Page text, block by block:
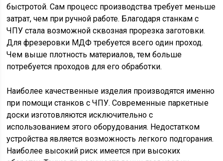
быстротой. Сам процесс производства требует меньше
затрат, чем при ручной работе. Благодаря станкам с
ЧПУ стала возможной сквозная прорезка заготовки.
Для фрезеровки МДФ требуется всего один проход.
Чем выше плотность материалов, тем больше
потребуется проходов для его обработки.
Наиболее качественные изделия производятся именно
при помощи станков с ЧПУ. Современные паркетные
доски изготовляются исключительно с
использованием этого оборудования. Недостатком
устройства является возможность легкого подгорания.
Наиболее высокий риск имеется при высоких